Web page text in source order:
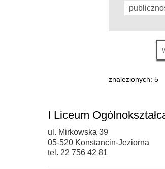
znalezionych: 5
I Liceum
ul. Mirkowska 39
05-520 Konstancin-Jeziorna
tel. 22 756 42 81